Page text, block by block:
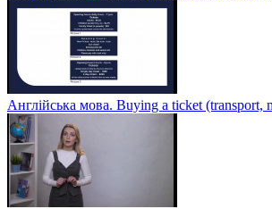
Англійська мова. Buying a ticket (transport,